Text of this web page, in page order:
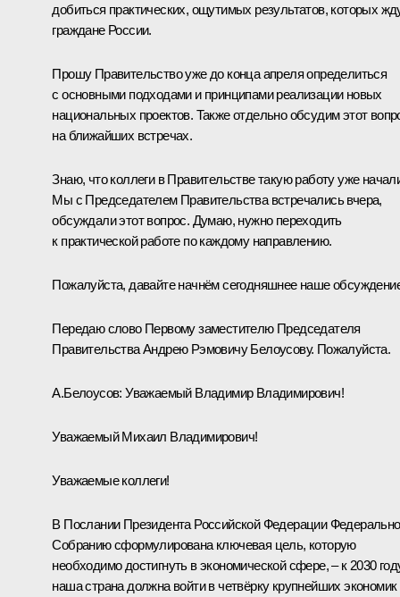
добиться практических, ощутимых результатов, которых
граждане России.
Прошу Правительство уже до конца апреля определиться
с основными подходами и принципами реализации новых
национальных проектов. Также отдельно обсудим этот
на ближайших встречах.
Знаю, что коллеги в Правительстве такую работу уже
Мы с Председателем Правительства встречались вчера,
обсуждали этот вопрос. Думаю, нужно переходить
к практической работе по каждому направлению.
Пожалуйста, давайте начнём сегодняшнее наше
Передаю слово Первому заместителю Председателя
Правительства Андрею Рэмовичу Белоусову. Пожалуйста.
А.Белоусов: Уважаемый Владимир Владимирович!
Уважаемый Михаил Владимирович!
Уважаемые коллеги!
В Послании Президента Российской Федерации
Собранию сформулирована ключевая цель, которую
необходимо достигнуть в экономической сфере, – к 2030
наша страна должна войти в четвёрку крупнейших экономик